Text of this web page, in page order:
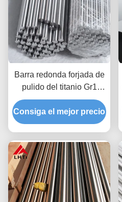
Barra redonda forjada de
pulido del titanio Gr1
resistente a la corrosión
Consiga el mejor precio